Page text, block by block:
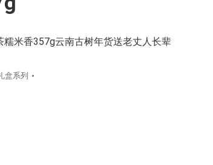
米香357g云南古树年货送老丈人长辈
盒系列